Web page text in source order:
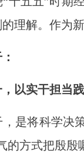
理解。作为
以实干担当
将科学决策
的方式把殷殷